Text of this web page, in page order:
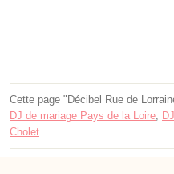
Cette page "Décibel Rue de
DJ de mariage Pays de la Loire,
Cholet.